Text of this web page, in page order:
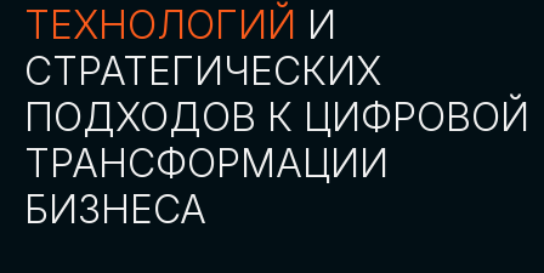
АККРЕДИТАЦИЯ
СМИ
СТАТЬ УЧАСТНИКОМ